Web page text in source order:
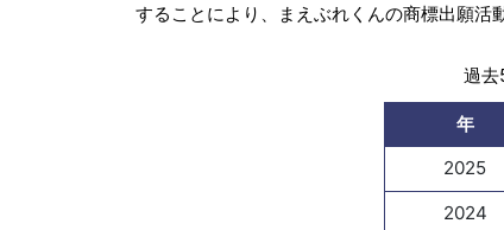
することにより、まえぶれくんの商標出願活
過
年
2025
2024